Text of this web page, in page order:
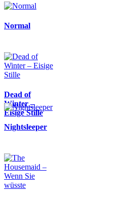
Normal
Dead of
Winter –
Eisige Stille
Nightsleeper